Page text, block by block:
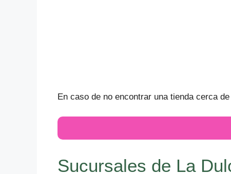
En caso de no encontrar una tienda cerca
Sucursales de La